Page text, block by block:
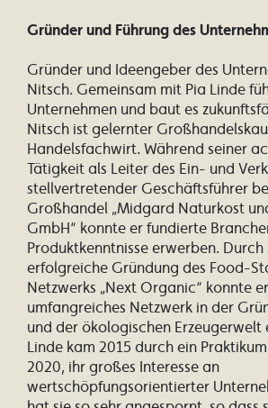
Gründer und Führung des
Gründer und Ideengeber des
Nitsch. Gemeinsam mit Pia Linde
Unternehmen und baut es
Nitsch ist gelernter
Handelsfachwirt. Während seiner
Tätigkeit als Leiter des Ein- und
stellvertretender Geschäftsführer
Großhandel „Midgard Naturkost
GmbH“ konnte er fundierte
Produktkenntnisse erwerben. Durch
erfolgreiche Gründung des Food-
Netzwerks „Next Organic“ konnte
umfangreiches Netzwerk in der
und der ökologischen Erzeugerwelt
Linde kam 2015 durch ein
2020, ihr großes Interesse an
wertschöpfungsorientierter